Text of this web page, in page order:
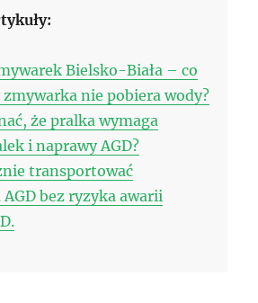
Bielsko-Biała – co
nie pobiera wody?
że pralka wymaga
i naprawy AGD?
transportować
bez ryzyka awarii